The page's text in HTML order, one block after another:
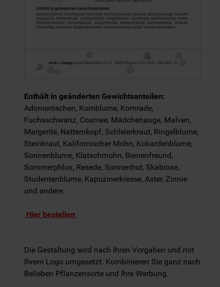
Enthält in geänderten Gewichtsanteilen:
Adonisröschen, Kornblume, Kornrade,
Fuchsschwanz, Cosmee, Mädchenauge, Malven,
Margerite, Natternkopf, Schleierkraut, Ringelblume,
Steinkraut, Kalifornischer Mohn, Kokardenblume,
Sonnenblume, Klatschmohn, Bienenfreund,
Sommerphlox, Resede, Sonnenhut, Skabiose,
Studentenblume, Kapuzinerkresse, Aster, Zinnie
und andere.
Hier bestellen
Die Gestaltung wird nach Ihren Vorgaben und mit
Ihrem Logo umgesetzt. Kombinieren Sie ganz nach
Belieben Pflanzensorte und Ihre Werbung.